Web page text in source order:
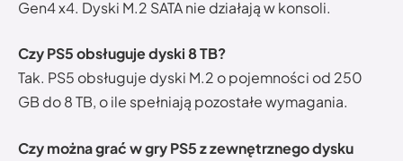
Gen4 x4. Dyski M.2 SATA nie działają w konsoli.
Czy PS5 obsługuje dyski 8 TB?
Tak. PS5 obsługuje dyski M.2 o pojemności od 250
GB do 8 TB, o ile spełniają pozostałe wymagania.
Czy można grać w gry PS5 z zewnętrznego dysku